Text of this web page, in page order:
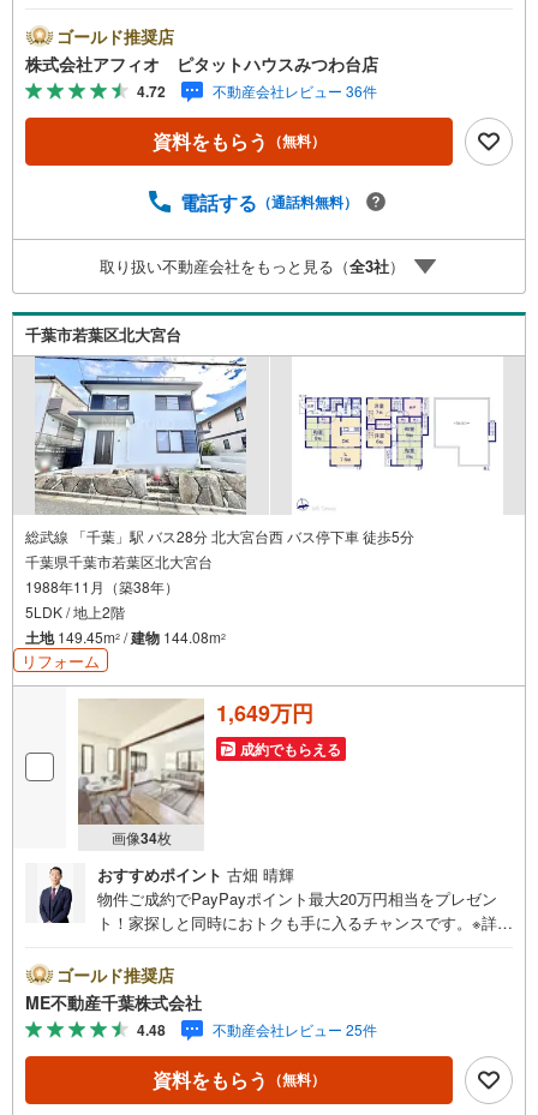
中‥365日ご案内いつでも大歓迎!!■LDK広々18帖！家族み
んなでのんびり寛げます■家族とお話ししながら楽しく料理
できるカウンターキッチン■全居室6帖以上とゆとりあるプ
ライベート空間を確保■タンスいらずでスッキリ片付くウォ
ークインクローゼット■開放感溢れるスカイバルコニー！プ
ールやガーデニングなど楽しみ広がります■ベビーカーなど
望のお家探しが楽々できます。・売却のご相談も秘密厳守
索‥●お客様の笑顔のために。・* 千葉県の不動産のこと
なら株式会社アフィオにお任せください！● お客様の一生
の宝物になるお家探しの、心強いパートナーになれるよう
全力でサポート致します！ご見学やご相談には迅速にご対
応致します！お気軽にお問合せ下さいませ！
ゴールド推奨店
株式会社アフィオ ピタットハウスみつわ台店
4.72 不動産会社レビュー 36件
資料をもらう （無料）
電話する （通話料無料）
取り扱い不動産会社をもっと見る（全3社）
千葉市若葉区北大宮台
総武線 「千葉」駅 バス28分 北大宮台西 バス停下車 徒歩5分
千葉県千葉市若葉区北大宮台
1988年11月（築38年）
5LDK / 地上2階
土地149.45m2 /建物 144.08m2
リフォーム
画像34枚
1,649万円
成約でもらえる
おすすめポイント 古畑 晴輝
物件ご成約でPayPayポイント最大20万円相当をプレゼン
ト！家探しと同時におトクも手に入るチャンスです。※詳し
送迎無料！頭金なし・銀行比較＆相談可！ テレビで紹介さ
れた『やどかリッチ』使えます！豊かに過ごすには『イン
テリア』家具や家電と『エクステリア』カーポートや楽し
める庭、この充実度で変わってきます。これらを一括で購
入でき、その代金を住宅ローンに組み込むことが可能なサ
ービス、それがやどかリッチです。 頭金0円でもOK！（諸
ゴールド推奨店
ME不動産千葉株式会社
4.48 不動産会社レビュー 25件
資料をもらう （無料）